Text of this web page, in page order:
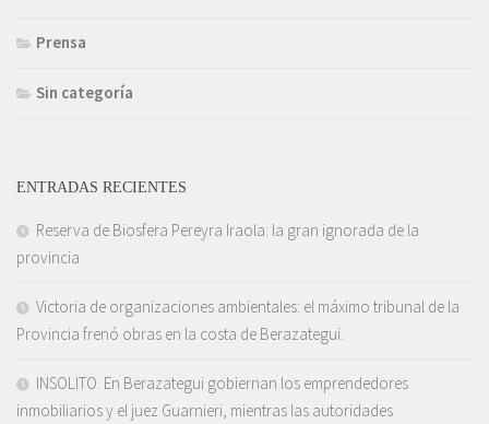
Prensa
Sin categoría
ENTRADAS RECIENTES
Reserva de Biosfera Pereyra Iraola: la gran ignorada de la
provincia
Victoria de organizaciones ambientales: el máximo tribunal de la
Provincia frenó obras en la costa de Berazategui.
INSOLITO. En Berazategui gobiernan los emprendedores
inmobiliarios y el juez Guarnieri, mientras las autoridades